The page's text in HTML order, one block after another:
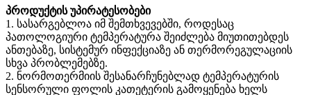
პროდუქტის უპირატესობები
1. სასარგებლოა იმ შემთხვევებში, როდესაც
პათოლოგიური ტემპერატურა შეიძლება მიუთითებდეს
ანთებაზე, სისტემურ ინფექციაზე ან თერმორეგულაციის
სხვა პრობლემებზე.
2. ნორმოთერმიის შესანარჩუნებლად ტემპერატურის
სენსორული ფოლის კათეტერის გამოყენება ხელს